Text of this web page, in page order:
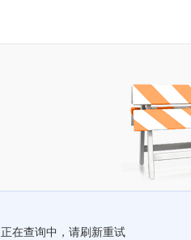
正在查询中，请刷新重试